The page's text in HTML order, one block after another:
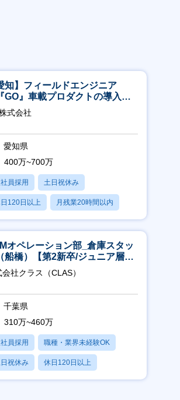
知】フィールドエンジニア
GO』車載プロダクトの導入サ
ト／年休120日／土日祝休／直
帰
式会社
愛知県
400万~700万
員採用 土日祝休み
120日以上 月残業20時間以内
不問
オペレーション部_倉庫スタッ
船橋）【第2新卒/ジュニア層歓
社クラス（CLAS）
千葉県
310万~460万
員採用 職種・業界未経験OK
祝休み 休日120日以上
・育休あり